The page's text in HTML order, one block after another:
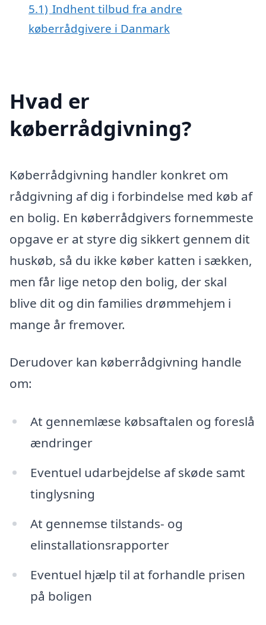
5.1) Indhent tilbud fra andre
køberrådgivere i Danmark
Hvad er
køberrådgivning?
Køberrådgivning handler konkret om
rådgivning af dig i forbindelse med køb af
en bolig. En køberrådgivers fornemmeste
opgave er at styre dig sikkert gennem dit
huskøb, så du ikke køber katten i sækken,
men får lige netop den bolig, der skal
blive dit og din families drømmehjem i
mange år fremover.
Derudover kan køberrådgivning handle
om:
At gennemlæse købsaftalen og foreslå
ændringer
Eventuel udarbejdelse af skøde samt
tinglysning
At gennemse tilstands- og
elinstallationsrapporter
Eventuel hjælp til at forhandle prisen
på boligen